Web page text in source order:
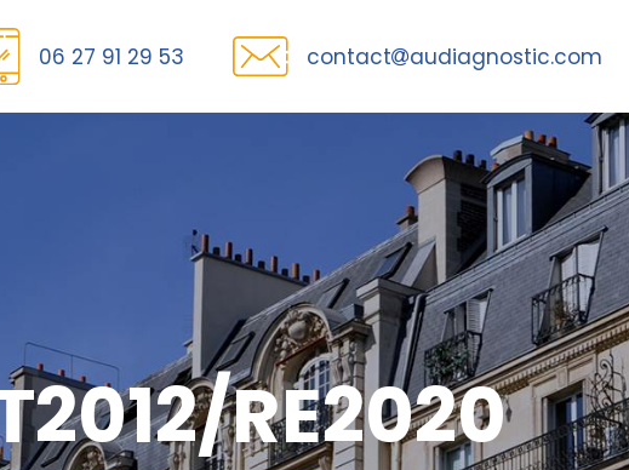
06 27 91 29 53 contact audiagnostic.com
RE2020